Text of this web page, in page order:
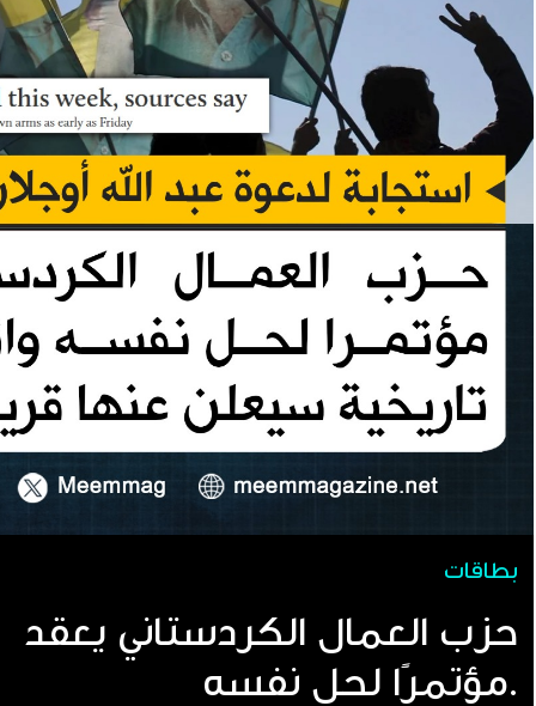
بطاقات
‏حزب العمال الكردستاني يعقد
مؤتمرًا لحل نفسه.